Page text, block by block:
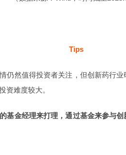
Tips
仍然值得投资者关注，但创新药行
资难度较大。
基金经理来打理，通过基金来参与